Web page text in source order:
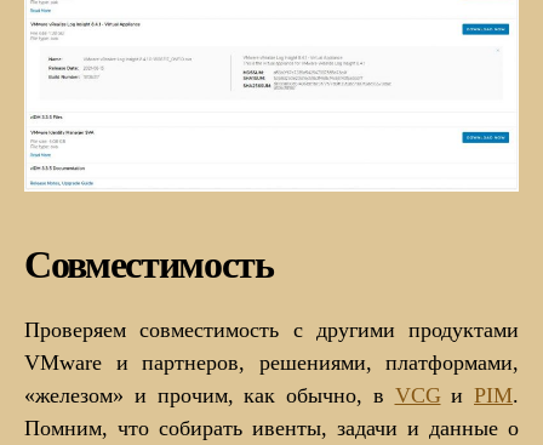
Совместимость
Проверяем совместимость с другими продуктами
VMware и партнеров, решениями, платформами,
«железом» и прочим, как обычно, в VCGи PIM.
Помним, что собирать ивенты, задачи и данные о